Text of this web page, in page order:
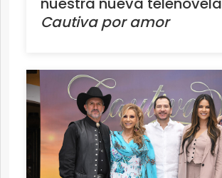
Cautiva por amor